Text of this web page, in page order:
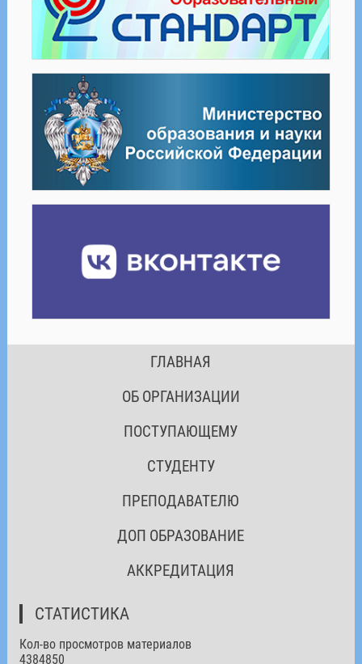
ГЛАВНАЯ
ОБ ОРГАНИЗАЦИИ
ПОСТУПАЮЩЕМУ
СТУДЕНТУ
ПРЕПОДАВАТЕЛЮ
ДОП ОБРАЗОВАНИЕ
АККРЕДИТАЦИЯ
СТАТИСТИКА
Кол-во просмотров материалов
4384850